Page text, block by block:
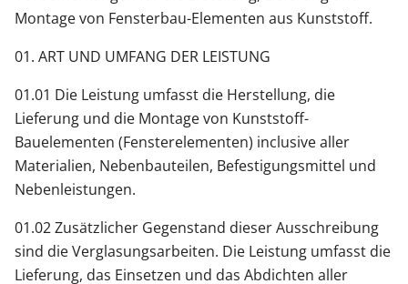
Montage von Fensterbau-Elementen aus Kunststoff.
01. ART UND UMFANG DER LEISTUNG
01.01 Die Leistung umfasst die Herstellung, die
Lieferung und die Montage von Kunststoff-
Bauelementen (Fensterelementen) inclusive aller
Materialien, Nebenbauteilen, Befestigungsmittel und
Nebenleistungen.
01.02 Zusätzlicher Gegenstand dieser Ausschreibung
sind die Verglasungsarbeiten. Die Leistung umfasst die
Lieferung, das Einsetzen und das Abdichten aller